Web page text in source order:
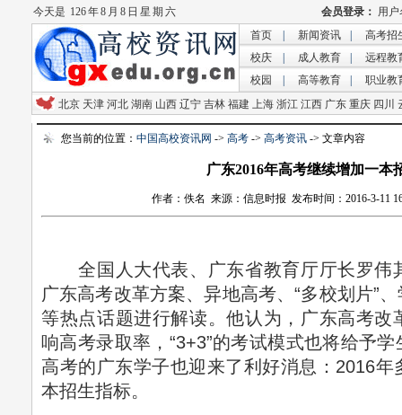
今天是 126 年 8 月 8 日 星 期 六
首页
新闻资讯
高考招
校庆
成人教育
远程教
校园
高等教育
职业教
北京 天津 河北 湖南 山西 辽宁 吉林 福建 上海 浙江 江西 广东 重庆 四川
您当前的位置： 中国高校资讯网 -> 高考 -> 高考资讯 -> 文章内容
广东2016年高考继续增加一本
作者：佚名 来源：信息时报 发布时间：2016-3-11
全国人大代表、广东省教育厅厅长罗伟
广东高考改革方案、异地高考、“多校划片”
等热点话题进行解读。他认为，广东高考改
响高考录取率，“3+3”的考试模式也将给予
高考的广东学子也迎来了利好消息：2016
本招生指标。